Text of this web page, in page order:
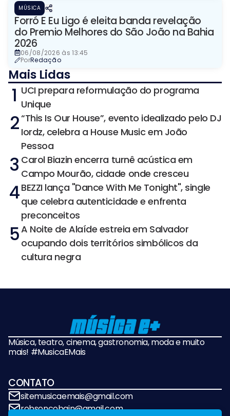
MÚSICA
Forró E Eu Ligo é eleita banda revelação
do Premio Melhores do São João na Bahia
2026
06/08/2026 às 13:45
PorRedação
Mais Lidas
1 UCI prepara reformulação do programa
Unique
2“This Is Our House”, evento idealizado pelo DJ
Iordz, celebra a House Music em João
Pessoa
3 Carol Biazin encerra turnê acústica em
Campo Mourão, cidade onde cresceu
4BEZZI lança "Dance With Me Tonight", single
que celebra autenticidade e enfrenta
preconceitos
5A Noite de Alaíde estreia em Salvador
ocupando dois territórios simbólicos da
cultura negra
Música, teatro, cinema, gastronomia, moda e muito
mais! #MusicaEMais
CONTATO
sitemusicaemais@gmail.com
robsoncobain@gmail.com